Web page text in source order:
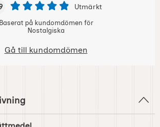
Utmärkt
Baserat på kundomdömen för
Nostalgiska
Gå till kundomdömen